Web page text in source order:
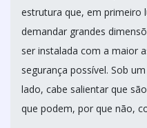
estrutura que, em primeiro
demandar grandes
ser instalada com a maior
segurança possível. Sob
lado, cabe salientar que
que podem, por que não,